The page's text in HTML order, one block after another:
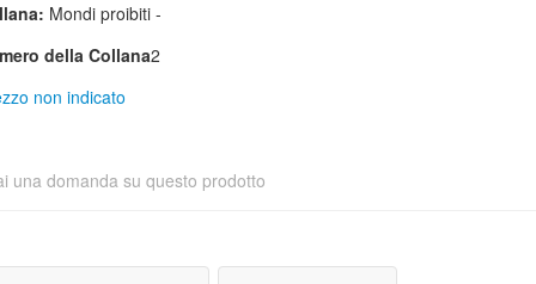
Mondi proibiti -
della Collana2
non indicato
una domanda su questo prodotto